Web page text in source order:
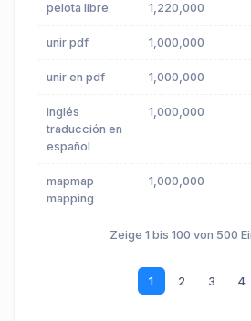
pelota libre 1,220,000
unir pdf 1,000,000
unir en pdf 1,000,000
inglés
traducción en
español
1,000,000
mapmap
mapping
1,000,000
Zeige 1 bis 100 von 500
1 2 3 4